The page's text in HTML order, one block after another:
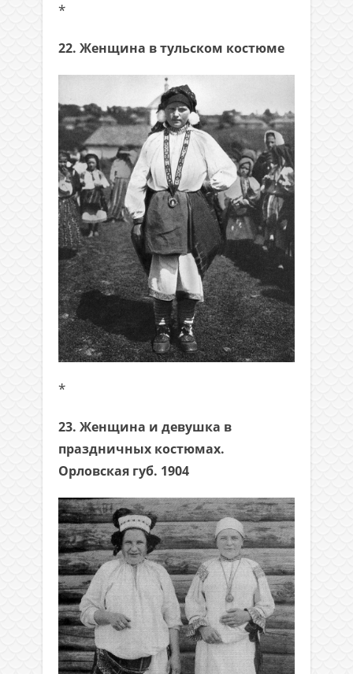
*
22. Женщина в тульском костюме
*
23. Женщина и девушка в
праздничных костюмах.
Орловская губ. 1904